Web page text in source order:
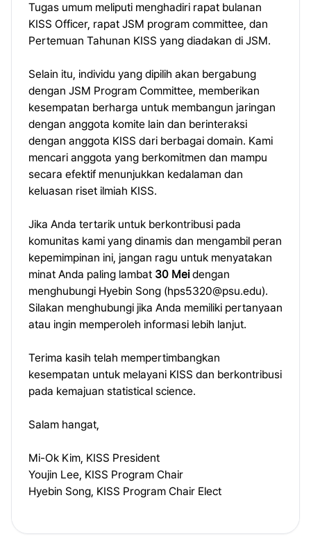
Tugas umum meliputi menghadiri rapat bulanan
KISS Officer, rapat JSM program committee, dan
Pertemuan Tahunan KISS yang diadakan di JSM.
Selain itu, individu yang dipilih akan bergabung
dengan JSM Program Committee, memberikan
kesempatan berharga untuk membangun jaringan
dengan anggota komite lain dan berinteraksi
dengan anggota KISS dari berbagai domain. Kami
mencari anggota yang berkomitmen dan mampu
secara efektif menunjukkan kedalaman dan
keluasan riset ilmiah KISS.
Jika Anda tertarik untuk berkontribusi pada
komunitas kami yang dinamis dan mengambil peran
kepemimpinan ini, jangan ragu untuk menyatakan
minat Anda paling lambat 30 Meidengan
menghubungi Hyebin Song (hps5320@psu.edu).
Silakan menghubungi jika Anda memiliki pertanyaan
atau ingin memperoleh informasi lebih lanjut.
Terima kasih telah mempertimbangkan
kesempatan untuk melayani KISS dan berkontribusi
pada kemajuan statistical science.
Salam hangat,
Mi-Ok Kim, KISS President
Youjin Lee, KISS Program Chair
Hyebin Song, KISS Program Chair Elect